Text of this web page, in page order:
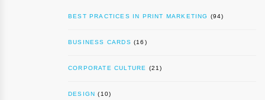
BEST PRACTICES IN PRINT MARKETING (94)
BUSINESS CARDS (16)
CORPORATE CULTURE (21)
DESIGN (10)